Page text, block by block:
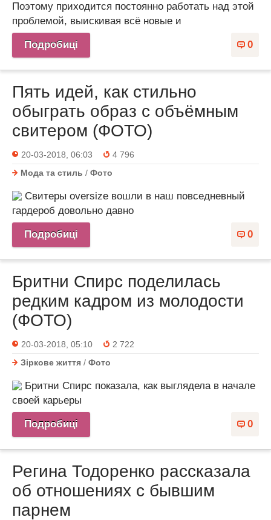
Поэтому приходится постоянно работать над этой
проблемой, выискивая всё новые и
0
Подробиці
Пять идей, как стильно
обыграть образ с объёмным
свитером (ФОТО)
20-03-2018, 06:03
4 796
Мода та стиль / Фото
Свитеры oversize вошли в наш повседневный
гардероб довольно давно
0
Подробиці
Бритни Спирс поделилась
редким кадром из молодости
(ФОТО)
20-03-2018, 05:10
2 722
Зіркове життя / Фото
Бритни Спирс показала, как выглядела в начале
своей карьеры
0
Подробиці
Регина Тодоренко рассказала
об отношениях с бывшим
парнем